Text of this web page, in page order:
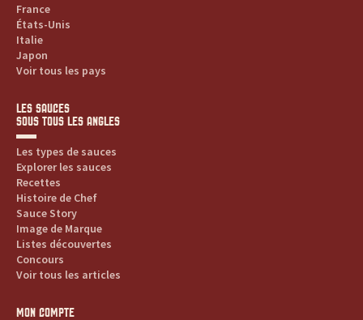
.
France
États-Unis
Italie
Japon
Voir tous les pays
LES SAUCES
SOUS TOUS LES ANGLES
Les types de sauces
Explorer les sauces
Recettes
Histoire de Chef
Sauce Story
Image de Marque
Listes découvertes
Concours
Voir tous les articles
MON COMPTE